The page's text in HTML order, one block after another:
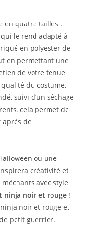
en quatre tailles :
qui le rend adapté à
en polyester de
en permettant une
de votre tenue
du costume,
suivi d’un séchage
cela permet de
après de
ou une
créativité et
avec style
ninja noir et rouge !
noir et rouge et
petit guerrier.